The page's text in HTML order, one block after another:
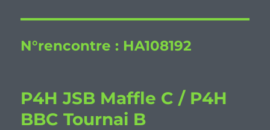
N°rencontre : HA108192
P4H JSB Maffle C / P4H
BBC Tournai B